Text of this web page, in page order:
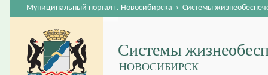
Системы
НОВОСИБИРСК
Муниципальный портал г. Новосибирска › Системы